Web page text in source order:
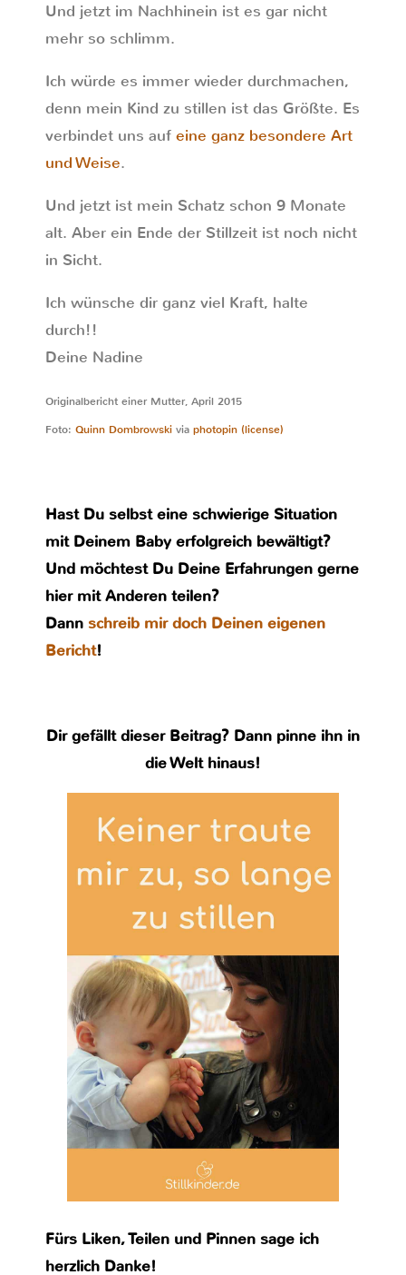
Und jetzt im Nachhinein ist es gar nicht
mehr so schlimm.
Ich würde es immer wieder durchmachen,
denn mein Kind zu stillen ist das Größte. Es
verbindet uns auf eine ganz besondere Art
und Weise.
Und jetzt ist mein Schatz schon 9 Monate
alt. Aber ein Ende der Stillzeit ist noch nicht
in Sicht.
Ich wünsche dir ganz viel Kraft, halte
durch!!
Deine Nadine
Originalbericht einer Mutter, April 2015
Foto: Quinn Dombrowski via photopin (license)
Hast Du selbst eine schwierige Situation
mit Deinem Baby erfolgreich bewältigt?
Und möchtest Du Deine Erfahrungen gerne
hier mit Anderen teilen?
Dann schreib mir doch Deinen eigenen
Bericht!
Dir gefällt dieser Beitrag? Dann pinne ihn in
die Welt hinaus!
Fürs Liken, Teilen und Pinnen sage ich
herzlich Danke!